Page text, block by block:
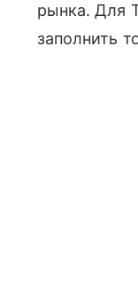
рынка. Для
заполнить